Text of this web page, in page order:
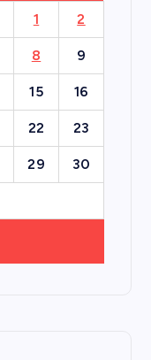
1 2
8 9
15 16
22 23
29 30